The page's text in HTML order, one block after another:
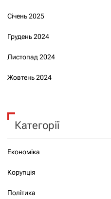
Січень 2025
Грудень 2024
Листопад 2024
Жовтень 2024
Категорії
Економіка
Корупція
Політика